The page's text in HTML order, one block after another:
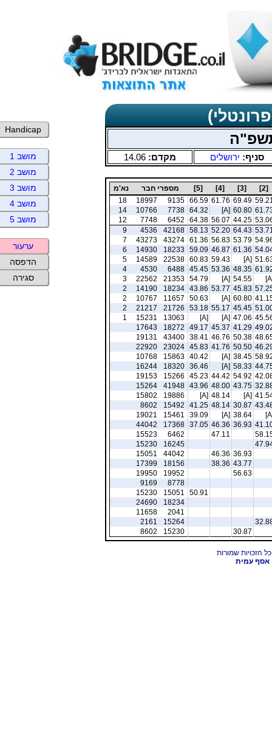
סניף: ירושלים מקדם:14.06
[2]
[3]
[4]
[5] מספרי חבר
נא'מ
69.49
61.76
66.59
9135
18997
18
60.80
[A]
64.32
7738
10766
14
44.25
56.07
64.38
6452
7748
12
64.43
52.20
58.13
42168
4536
9
53.79
56.83
61.36
43274
43273
7
61.36
46.87
59.09
18233
14930
6
[A]
59.43
60.83
22538
14589
5
48.35
53.36
45.45
6488
4530
4
54.55
[A]
54.79
21353
22562
3
45.83
53.77
43.86
18234
14190
2
60.80
[A]
50.63
11657
10767
2
45.45
55.17
53.18
21726
21217
2
47.06
[A]
[A]
13063
15231
1
41.29
45.37
49.17
18272
17643
50.38
46.76
38.41
43400
19131
50.50
41.76
45.83
23024
22920
38.45
[A]
40.42
15863
10768
58.33
[A]
36.46
18320
16244
54.92
44.42
45.23
15266
19153
43.75
48.00
43.96
41948
15264
[A]
48.14
[A]
19886
15802
30.87
48.14
41.25
15492
8602
38.64
[A]
39.09
15461
19021
36.93
46.36
37.05
17368
44042
47.11
6462
15523
16245
15230
36.93
46.36
44042
15051
43.77
38.36
18156
17399
56.63
19952
19950
8778
9169
50.91
15051
15230
18234
24690
2041
11658
15264
2161
30.87
15230
8602
אסף עמית
Handicap
מושב 1
מושב 2
מושב 3
מושב 4
מושב 5
ערעור
הדפסה
סגירה